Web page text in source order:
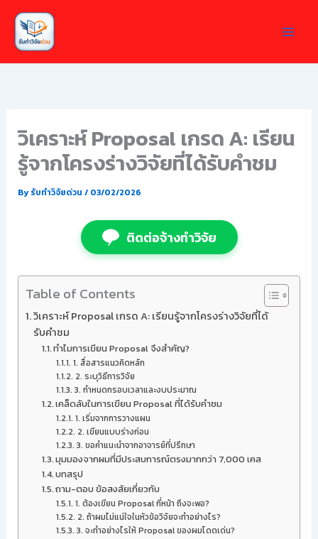
Skip
content
วิเคราะห์ Proposal เกรด A: เรียน
รู้จากโครงร่างวิจัยที่ได้รับคำชม
Byรับทำวิจัยด่วน / 03/02/2026
ติดต่อจ้างทำวิจัย
Table of Contents
วิเคราะห์ Proposal เกรด A: เรียนรู้จากโครงร่างวิจัยที่ได้
รับคำชม
ทำไมการเขียน Proposal จึงสำคัญ?
1. สื่อสารแนวคิดหลัก
2. ระบุวิธีการวิจัย
3. กำหนดกรอบเวลาและงบประมาณ
เคล็ดลับในการเขียน Proposal ที่ได้รับคำชม
1. เริ่มจากการวางแผน
2. เขียนแบบร่างก่อน
3. ขอคำแนะนำจากอาจารย์ที่ปรึกษา
มุมมองจากผมที่มีประสบการณ์ตรงมากกว่า 7,000 เคส
บทสรุป
ถาม-ตอบ ข้อสงสัยเกี่ยวกับ
1. ต้องเขียน Proposal กี่หน้า ถึงจะพอ?
2. ถ้าผมไม่แน่ใจในหัวข้อวิจัยจะทำอย่างไร?
3. จะทำอย่างไรให้ Proposal ของผมโดดเด่น?